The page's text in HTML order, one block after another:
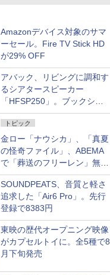
Amazonデバイス対象のサマ
ーセール。Fire TV Stick HD
が29% OFF
アバック、リビングに調和す
るシアタースピーカー
「HFSP250」。ブックシェ
ルフはペア3万円以下
トピック
金ロー「ナウシカ」、「真夏
の怪奇ファイル」、ABEMA
で「葬送のフリーレン」無料
配信など。夏の特番・配信情
報
SOUNDPEATS、音質と軽さ
追求した「Air6 Pro」。先行
登録で8383円
東映の歴代オープニング映像
がカプセルトイに。全5種で8
月下旬発売